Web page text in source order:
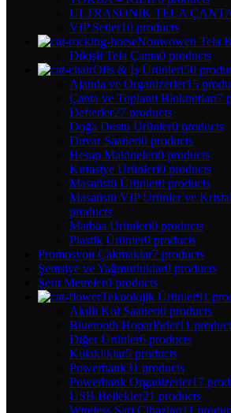
ULTRASONİK TELA
VIP Setler10 products
Nonwowen Tela
Dikişli Tela Çanta0 products
Ofis & İş Ürünleri50
Ajanda ve Organizerler15
Çanta ve Toplantı Bloknotları7
Defterler27 products
Doğa Dostu Ürünler0 products
Duvar Saatleri0 products
Hesap Makineleri0 products
Kırtasiye Ürünleri0 products
Masaüstü Ürünler0 products
Masaüstü VIP Ürünler ve
products
Matbaa Ürünleri0 products
Plastik Ürünler0 products
Promosyon Çakmaklar7 products
Şemsiye ve Yağmurluklar0 products
Şerit Metreler0 products
Teknolojik Ürünler91
Akıllı Kol Saatleri0 products
Bluetooth Hoparlörler11
Diğer Ürünler6 products
Kulaklıklar5 products
Powerbank31 products
Powerbank Organizerler17
USB Bellekler21 products